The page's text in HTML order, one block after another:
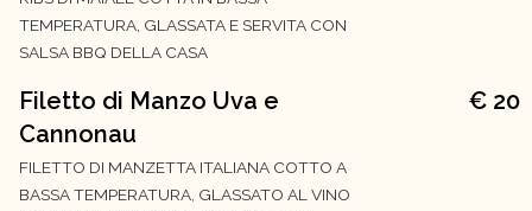
TEMPERATURA, GLASSATA E SERVITA CON
SALSA BBQ DELLA CASA
Filetto di Manzo Uva e
Cannonau
FILETTO DI MANZETTA ITALIANA COTTO A
BASSA TEMPERATURA, GLASSATO AL VINO
€ 20